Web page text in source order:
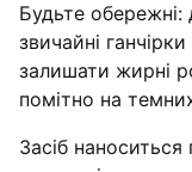
Будьте
звичайні
залишати жирні
помітно на
Засіб